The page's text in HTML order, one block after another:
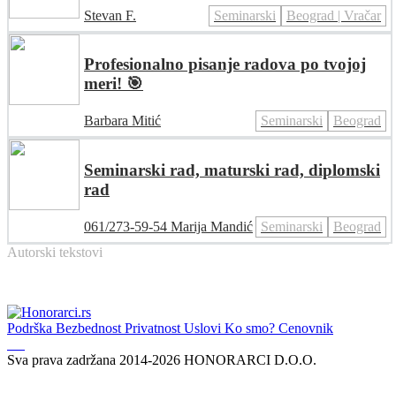
Stevan F. Seminarski Beograd | Vračar
Profesionalno pisanje radova po tvojoj
meri! 🎯
Barbara Mitić Seminarski Beograd
Seminarski rad, maturski rad, diplomski
rad
061/273-59-54 Marija Mandić Seminarski
Beograd
Autorski tekstovi
Podrška Bezbednost Privatnost Uslovi Ko smo? Cenovnik
Sva prava zadržana 2014-2026 HONORARCI D.O.O.